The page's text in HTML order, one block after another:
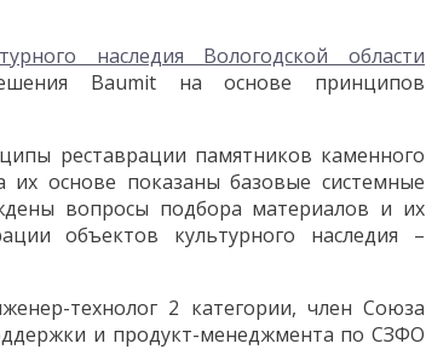
наследия Вологодской области
Baumit на основе принципов
реставрации памятников каменного
их основе показаны базовые системные
вопросы подбора материалов и их
объектов культурного наследия –
технолог 2 категории, член Союза
и продукт-менеджмента по СЗФО